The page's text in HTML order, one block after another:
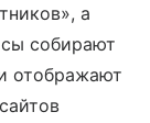
а
собирают
отображают